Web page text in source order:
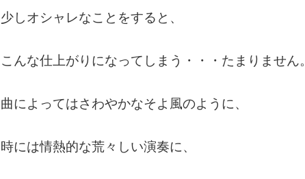
少しオシャレなことをすると、
こんな仕上がりになってしまう・・・たまりません。
曲によってはさわやかなそよ風のように、
時には情熱的な荒々しい演奏に、